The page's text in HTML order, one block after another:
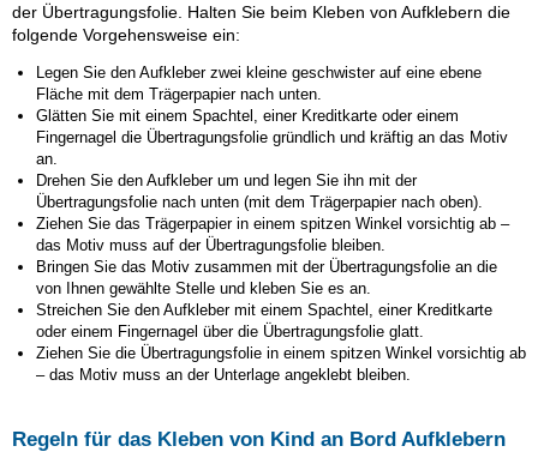
der Übertragungsfolie. Halten Sie beim Kleben von Aufklebern die
folgende Vorgehensweise ein:
Legen Sie den Aufkleber zwei kleine geschwisterauf eine ebene
Fläche mit dem Trägerpapier nach unten.
Glätten Sie mit einem Spachtel, einer Kreditkarte oder einem
Fingernagel die Übertragungsfolie gründlich und kräftig an das Motiv
an.
Drehen Sie den Aufkleber um und legen Sie ihn mit der
Übertragungsfolie nach unten (mit dem Trägerpapier nach oben).
Ziehen Sie das Trägerpapier in einem spitzen Winkel vorsichtig ab –
das Motiv muss auf der Übertragungsfolie bleiben.
Bringen Sie das Motiv zusammen mit der Übertragungsfolie an die
von Ihnen gewählte Stelle und kleben Sie es an.
Streichen Sie den Aufkleber mit einem Spachtel, einer Kreditkarte
oder einem Fingernagel über die Übertragungsfolie glatt.
Ziehen Sie die Übertragungsfolie in einem spitzen Winkel vorsichtig ab
– das Motiv muss an der Unterlage angeklebt bleiben.
Regeln für das Kleben von Kind an Bord Aufklebern